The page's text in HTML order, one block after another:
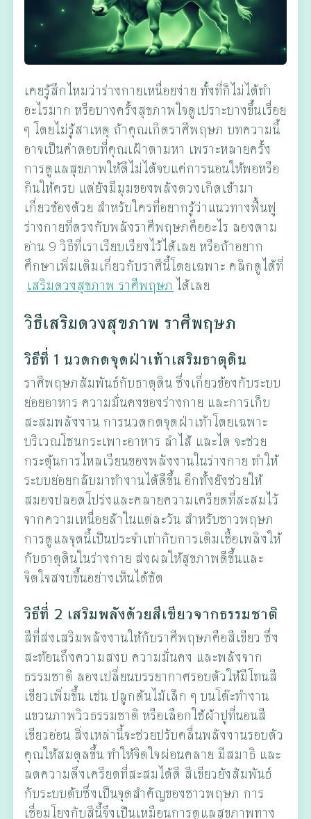
เคยรู้สึกไหมว่าร่างกายเหนื่อยง่าย ทั้งที่ก็ไม่ได้ทำ
อะไรมาก หรือบางครั้งสุขภาพใจดูเปราะบางขึ้นเรื่อย
ๆ โดยไม่รู้สาเหตุ ถ้าคุณเกิดราศีพฤษภ บทความนี้
อาจเป็นคำตอบที่คุณเฝ้าตามหา เพราะหลายครั้ง
การดูแลสุขภาพให้ดีไม่ได้จบแค่การนอนให้พอหรือ
กินให้ครบ แต่ยังมีมุมของพลังดวงเกิดเข้ามา
เกี่ยวข้องด้วย สำหรับใครที่อยากรู้ว่าแนวทางฟื้นฟู
ร่างกายที่ตรงกับพลังราศีพฤษภคืออะไร ลองตาม
อ่าน 9 วิธีที่เราเรียบเรียงไว้ได้เลย หรือถ้าอยาก
ศึกษาเพิ่มเติมเกี่ยวกับราศีนี้โดยเฉพาะ คลิกดูได้ที่
เสริมดวงสุขภาพ ราศีพฤษภ ได้เลย
วิธีเสริมดวงสุขภาพ ราศีพฤษภ
วิธีที่ 1 นวดกดจุดฝ่าเท้าเสริมธาตุดิน
ราศีพฤษภสัมพันธ์กับธาตุดิน ซึ่งเกี่ยวข้องกับระบบ
ย่อยอาหาร ความมั่นคงของร่างกาย และการเก็บ
สะสมพลังงาน การนวดกดจุดฝ่าเท้าโดยเฉพาะ
บริเวณโซนกระเพาะอาหาร ลำไส้ และไต จะช่วย
กระตุ้นการไหลเวียนของพลังงานในร่างกาย ทำให้
ระบบย่อยกลับมาทำงานได้ดีขึ้น อีกทั้งยังช่วยให้
สมองปลอดโปร่งและคลายความเครียดที่สะสมไว้
จากความเหนื่อยล้าในแต่ละวัน สำหรับชาวพฤษภ
การดูแลจุดนี้เป็นประจำเท่ากับการเติมเชื้อเพลิงให้
กับธาตุดินในร่างกาย ส่งผลให้สุขภาพดีขึ้นและ
จิตใจสงบขึ้นอย่างเห็นได้ชัด
วิธีที่ 2 เสริมพลังด้วยสีเขียวจากธรรมชาติ
สีที่ส่งเสริมพลังงานให้กับราศีพฤษภคือสีเขียว ซึ่ง
สะท้อนถึงความสงบ ความมั่นคง และพลังจาก
ธรรมชาติ ลองเปลี่ยนบรรยากาศรอบตัวให้มีโทนสี
เขียวเพิ่มขึ้น เช่น ปลูกต้นไม้เล็ก ๆ บนโต๊ะทำงาน
แขวนภาพวิวธรรมชาติ หรือเลือกใช้ผ้าปูที่นอนสี
เขียวอ่อน สิ่งเหล่านี้จะช่วยปรับคลื่นพลังงานรอบตัว
คุณให้สมดุลขึ้น ทำให้จิตใจผ่อนคลาย มีสมาธิ และ
ลดความตึงเครียดที่สะสมได้ดี สีเขียวยังสัมพันธ์
กับระบบตับซึ่งเป็นจุดสำคัญของชาวพฤษภ การ
เชื่อมโยงกับสีนี้จึงเป็นเหมือนการดูแลสุขภาพทาง